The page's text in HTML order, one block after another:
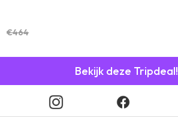
€464
Bekijk deze Tripdeal!